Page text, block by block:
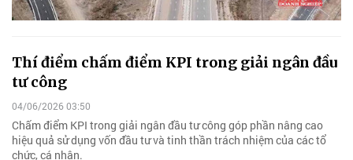
Thí điểm chấm điểm KPI trong giải ngân đầu
tư công
04/06/2026 03:50
Chấm điểm KPI trong giải ngân đầu tư công góp phần nâng cao
hiệu quả sử dụng vốn đầu tư và tinh thần trách nhiệm của các tổ
chức, cá nhân.